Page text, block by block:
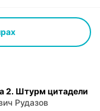
2. Штурм цитадели
Рудазов